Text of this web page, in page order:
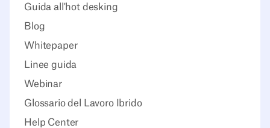
Guida all'hot desking
Blog
Whitepaper
Linee guida
Webinar
Glossario del Lavoro Ibrido
Help Center